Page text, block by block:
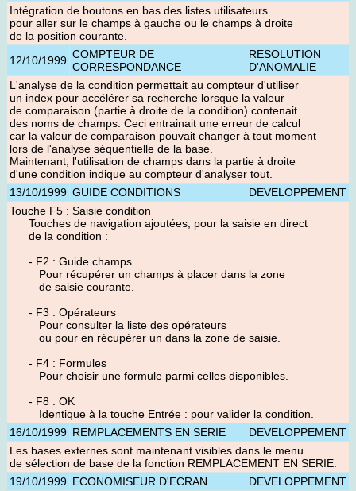
Intégration de boutons en bas des listes utilisateurs
pour aller sur le champs à gauche ou le champs à droite
de la position courante.
12/10/1999 COMPTEUR DE
CORRESPONDANCE
RESOLUTION
D'ANOMALIE
L'analyse de la condition permettait au compteur d'utiliser
un index pour accélérer sa recherche lorsque la valeur
de comparaison (partie à droite de la condition) contenait
des noms de champs. Ceci entrainait une erreur de calcul
car la valeur de comparaison pouvait changer à tout moment
lors de l'analyse séquentielle de la base.
Maintenant, l'utilisation de champs dans la partie à droite
d'une condition indique au compteur d'analyser tout.
13/10/1999 GUIDE CONDITIONS
DEVELOPPEMENT
Touche F5 : Saisie condition
Touches de navigation ajoutées, pour la saisie en direct
de la condition :
- F2 : Guide champs
Pour récupérer un champs à placer dans la zone
de saisie courante.
- F3 : Opérateurs
Pour consulter la liste des opérateurs
ou pour en récupérer un dans la zone de saisie.
- F4 : Formules
Pour choisir une formule parmi celles disponibles.
- F8 : OK
Identique à la touche Entrée : pour valider la condition.
16/10/1999 REMPLACEMENTS EN SERIE
DEVELOPPEMENT
Les bases externes sont maintenant visibles dans le menu
de sélection de base de la fonction REMPLACEMENT EN SERIE.
19/10/1999 ECONOMISEUR D'ECRAN
DEVELOPPEMENT